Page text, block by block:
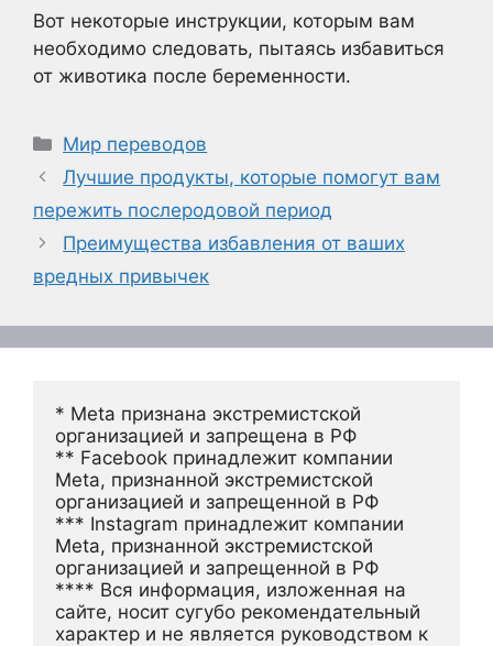
Вот некоторые инструкции, которым вам
необходимо следовать, пытаясь избавиться
от животика после беременности.
Рубрики
Мир переводов
Лучшие продукты, которые помогут вам
пережить послеродовой период
Преимущества избавления от ваших
вредных привычек
* Meta признана экстремистской
организацией и запрещена в РФ
** Facebook принадлежит компании
Meta, признанной экстремистской
организацией и запрещенной в РФ
*** Instagram принадлежит компании
Meta, признанной экстремистской
организацией и запрещенной в РФ
**** Вся информация, изложенная на
сайте, носит сугубо рекомендательный
характер и не является руководством к